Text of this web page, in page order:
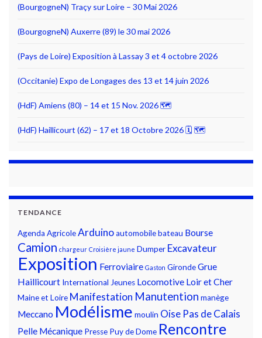
(BourgogneN) Traçy sur Loire – 30 Mai 2026
(BourgogneN) Auxerre (89) le 30 mai 2026
(Pays de Loire) Exposition à Lassay 3 et 4 octobre 2026
(Occitanie) Expo de Longages des 13 et 14 juin 2026
(HdF) Amiens (80) – 14 et 15 Nov. 2026 🗺
(HdF) Haillicourt (62) – 17 et 18 Octobre 2026 🗓 🗺
TENDANCE
Agenda AgricoleArduinoautomobilebateau Bourse
Camion chargeur Croisière jaune Dumper Excavateur
Exposition Ferroviaire Gaston GirondeGrue
Haillicourt International Jeunes Locomotive Loir et Cher
Maine et Loire Manifestation Manutention manège
Meccano Modélisme moulin Oise Pas de Calais
Pelle Mécanique Presse Puy de Dome Rencontre